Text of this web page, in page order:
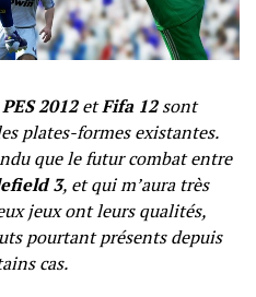
PES 2012etFifa 12sont
plates-formes existantes.
que le futur combat entre
3, et qui m’aura très
jeux ont leurs qualités,
pourtant présents depuis
cas.